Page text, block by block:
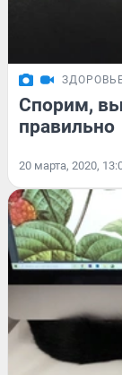
Спорим, вы
правильно
20 марта, 2020,